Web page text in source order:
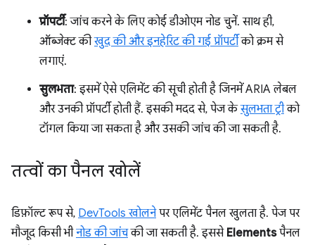
प्रॉपर्टी: जांच करने के लिए कोई डीओएम नोड चुनें. साथ ही,
ऑब्जेक्ट कीखुद की और इनहेरिट की गई प्रॉपर्टीको क्रम से
लगाएं.
सुलभता: इसमें ऐसे एलिमेंट की सूची होती है जिनमें ARIA लेबल
और उनकी प्रॉपर्टी होती हैं. इसकी मदद से, पेज केसुलभता ट्रीको
टॉगल किया जा सकता है और उसकी जांच की जा सकती है.
तत्वों का पैनल खोलें
डिफ़ॉल्ट रूप से, DevTools खोलनेपर एलिमेंट पैनल खुलता है. पेज पर
मौजूद किसी भीनोड की जांचकी जा सकती है. इससे Elementsपैनल